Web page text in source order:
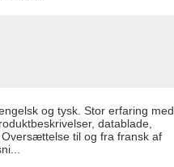
og tysk. Stor erfaring med
datablade,
til og fra fransk af